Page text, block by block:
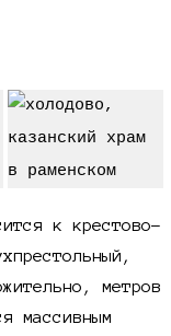
к крестово-
метров
массивным